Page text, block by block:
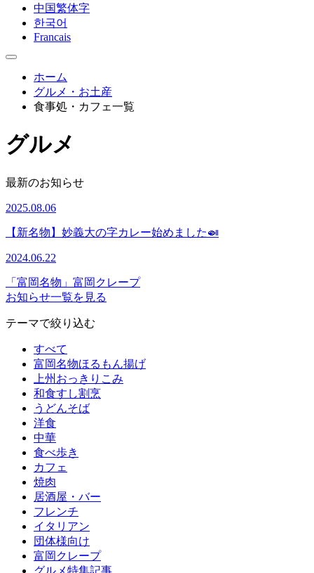
中国繁体字
한국어
Francais
ホーム
グルメ・お土産
食事処・カフェ一覧
グルメ
最新のお知らせ
2025.08.06
【新名物】妙義大の字カレー始めました🍛
2024.06.22
「富岡名物」富岡クレープ
お知らせ一覧を見る
テーマで絞り込む
すべて
富岡名物ほるもん揚げ
上州おっきりこみ
和食すし割烹
うどんそば
洋食
中華
食べ歩き
カフェ
焼肉
居酒屋・バー
フレンチ
イタリアン
団体様向け
富岡クレープ
グルメ特集記事